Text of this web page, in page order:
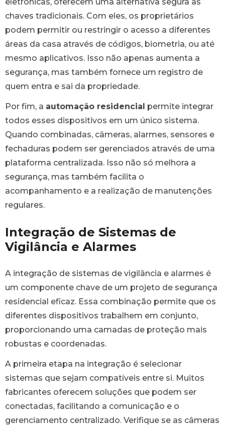
eletrônicas, oferecem uma alternativa segura às
chaves tradicionais. Com eles, os proprietários
podem permitir ou restringir o acesso a diferentes
áreas da casa através de códigos, biometria, ou até
mesmo aplicativos. Isso não apenas aumenta a
segurança, mas também fornece um registro de
quem entra e sai da propriedade.
Por fim, a automação residencial permite integrar
todos esses dispositivos em um único sistema.
Quando combinadas, câmeras, alarmes, sensores e
fechaduras podem ser gerenciados através de uma
plataforma centralizada. Isso não só melhora a
segurança, mas também facilita o
acompanhamento e a realização de manutenções
regulares.
Integração de Sistemas de
Vigilância e Alarmes
A integração de sistemas de vigilância e alarmes é
um componente chave de um projeto de segurança
residencial eficaz. Essa combinação permite que os
diferentes dispositivos trabalhem em conjunto,
proporcionando uma camadas de proteção mais
robustas e coordenadas.
A primeira etapa na integração é selecionar
sistemas que sejam compatíveis entre si. Muitos
fabricantes oferecem soluções que podem ser
conectadas, facilitando a comunicação e o
gerenciamento centralizado. Verifique se as câmeras